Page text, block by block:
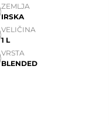
ZEMLJA
IRSKA
VELIČINA
1 L
VRSTA
BLENDED